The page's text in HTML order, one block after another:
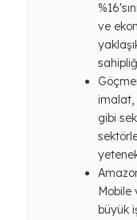
ve
imalat,
gibi
Mobile
büyük